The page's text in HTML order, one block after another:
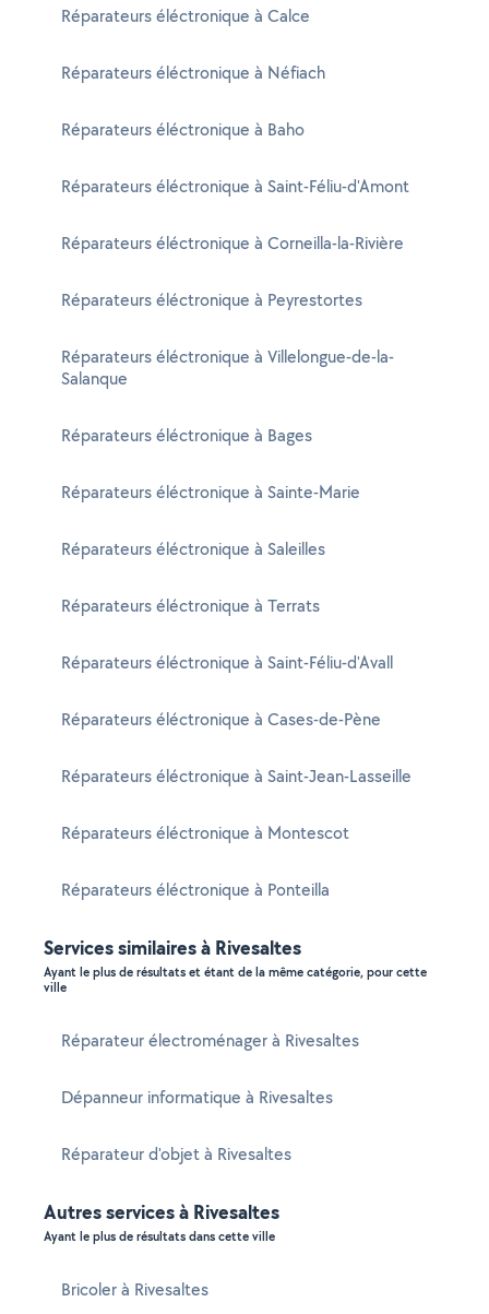
Réparateurs éléctronique à Calce
Réparateurs éléctronique à Néfiach
Réparateurs éléctronique à Baho
Réparateurs éléctronique à Saint-Féliu-d'Amont
Réparateurs éléctronique à Corneilla-la-Rivière
Réparateurs éléctronique à Peyrestortes
Réparateurs éléctronique à Villelongue-de-la-
Salanque
Réparateurs éléctronique à Bages
Réparateurs éléctronique à Sainte-Marie
Réparateurs éléctronique à Saleilles
Réparateurs éléctronique à Terrats
Réparateurs éléctronique à Saint-Féliu-d'Avall
Réparateurs éléctronique à Cases-de-Pène
Réparateurs éléctronique à Saint-Jean-Lasseille
Réparateurs éléctronique à Montescot
Réparateurs éléctronique à Ponteilla
Services similaires à Rivesaltes
Ayant le plus de résultats et étant de la même catégorie, pour cette
ville
Réparateur électroménager à Rivesaltes
Dépanneur informatique à Rivesaltes
Réparateur d'objet à Rivesaltes
Autres services à Rivesaltes
Ayant le plus de résultats dans cette ville
Bricoler à Rivesaltes